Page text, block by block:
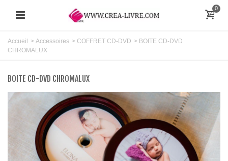
0
Accueil > Accessoires > COFFRET CD-DVD > BOITE CD-DVD
CHROMALUX
BOITE CD-DVD CHROMALUX